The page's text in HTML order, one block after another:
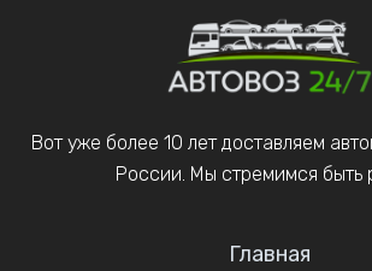
Вот уже более 10 лет доставляем
России. Мы стремимся быть
Главная